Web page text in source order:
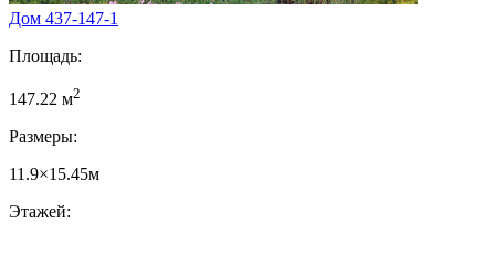
Дом 437-147-1
Площадь:
147.22 м2
Размеры:
11.9×15.45м
Этажей: